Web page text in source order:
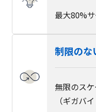
最大80%
制限のな
無限のス
（ギガバ